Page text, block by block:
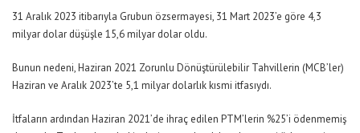
31 Aralık 2023 itibarıyla Grubun özsermayesi, 31 Mart 2023’e göre 4,3
milyar dolar düşüşle 15,6 milyar dolar oldu.
Bunun nedeni, Haziran 2021 Zorunlu Dönüştürülebilir Tahvillerin (MCB’ler)
Haziran ve Aralık 2023’te 5,1 milyar dolarlık kısmi itfasıydı.
İtfaların ardından Haziran 2021’de ihraç edilen PTM’lerin %25’i ödenmemiş